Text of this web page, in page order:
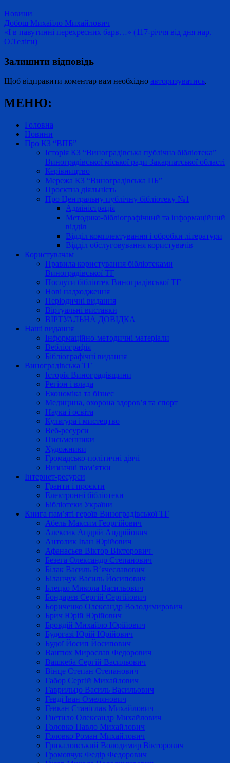
Новини
Навігація
записів
Добош Михайло Михайлович
«І в павутинні перехресних барв…» (117-річчя від дня нар.
О.Теліги)
Залишити відповідь
Щоб відправити коментар вам необхідно авторизуватись.
МЕНЮ:
Головна
Новини
Про КЗ “ВПБ”
Історія КЗ “Виноградівська публічна бібліотека”
Виноградівської міської ради Закарпатської області
Керівництво
Мережа КЗ “Виноградівська ПБ”
Проєктна діяльність
Про Центральну публічну бібліотеку №1
Адміністрація
Методико-бібліографічний та інформаційний
відділ
Відділ комплектування і обробки літератури
Відділ обслуговування користувачів
Користувачам
Правила користування бібліотеками
Виноградівської ТГ
Послуги бібліотек Виноградівської ТГ
Нові надходження
Періодичні видання
Віртуальні виставки
ВІРТУАЛЬНА ДОВІДКА
Наші видання
Інформаційно-методичні матеріали
Вебліографія
Бібліографічні видання
Виноградівська ТГ
Історія Виноградівщини
Регіон і влада
Економіка та бізнес
Медицина, охорона здоров’я та спорт
Наука і освіта
Культура і мистецтво
Веб-ресурси
Письменники
Художники
Громадсько-політичні діячі
Визначні пам’ятки
Інтернет-ресурси
Гранти і проєкти
Електронні бібліотеки
Бібліотеки України
Книга пам’яті героїв Виноградівської ТГ
Абель Максим Георгійович
Алексик Андрій Андрійович
Антолик Іван Юрійович
Афанасьєв Віктор Вікторович
Безега Олександр Степанович
Білак Василь В’ячеславович
Біланчук Василь Йосипович
Блецко Микола Васильович
Бондарєв Сергій Сергійович
Бориченко Олександр Володимирович
Брич Юрій Юрійович
Бровдій Михайло Юрійович
Будогазі Юрій Юрійович
Будої Йосип Йосипович
Вантюх Мирослав Федорович
Вашкеба Сергій Васильович
Вінце Степан Степанович
Габор Сергій Михайлович
Гаврильцо Василь Васильович
Гевді Іван Омелянович
Гевкан Станіслав Михайлович
Гнетило Олександр Михайлович
Головко Павло Михайлович
Головко Роман Михайлович
Грикаловський Володимир Вікторович
Громовчук Федір Федорович